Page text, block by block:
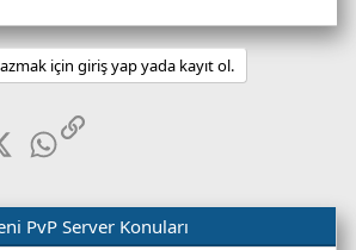
için giriş yap yada kayıt ol.
X (Twitter)WhatsApp
Link
PvP Server Konuları